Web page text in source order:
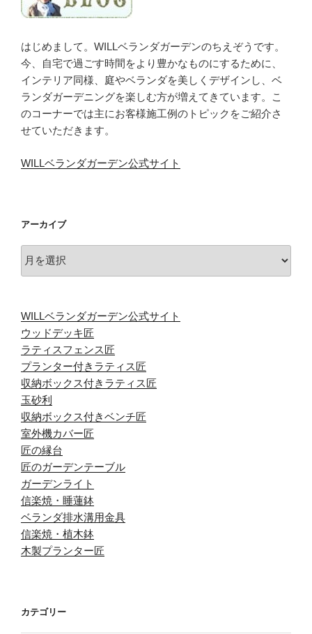
はじめまして。WILLベランダガーデンのちえぞうです。
今、自宅で過ごす時間をより豊かなものにするために、
インテリア同様、庭やベランダを美しくデザインし、ベ
ランダガーデニングを楽しむ方が増えてきています。こ
のコーナーでは主にお客様施工例のトピックをご紹介さ
せていただきます。
WILLベランダガーデン公式サイト
アーカイブ
ー
ブ
WILLベランダガーデン公式サイト
ウッドデッキ匠
ラティスフェンス匠
プランター付きラティス匠
収納ボックス付きラティス匠
玉砂利
収納ボックス付きベンチ匠
室外機カバー匠
匠の縁台
匠のガーデンテーブル
ガーデンライト
信楽焼・睡蓮鉢
ベランダ排水溝用金具
信楽焼・植木鉢
木製プランター匠
カテゴリー